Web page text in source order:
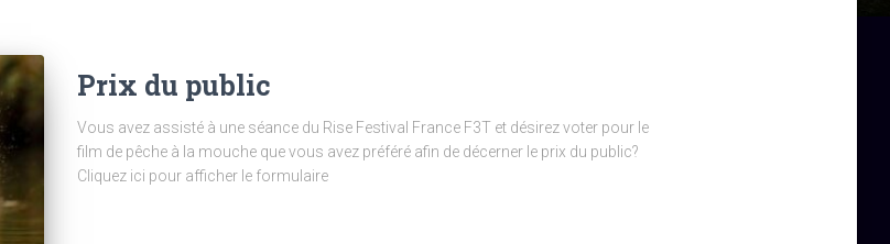
Prix du public
Vous avez assisté à une séance du Rise Festival France F3T et désirez voter pour le
film de pêche à la mouche que vous avez préféré afin de décerner le prix du public?
Cliquez ici pour afficher le formulaire